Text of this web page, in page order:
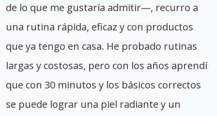
de lo que me gustaría admitir—, recurro a
una rutina rápida, eficaz y con productos
que ya tengo en casa. He probado rutinas
largas y costosas, pero con los años aprendí
que con 30 minutos y los básicos correctos
se puede lograr una piel radiante y un